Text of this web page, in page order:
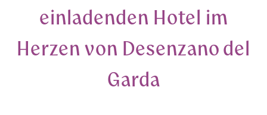
einladenden Hotel im
Herzen von Desenzano del
Garda